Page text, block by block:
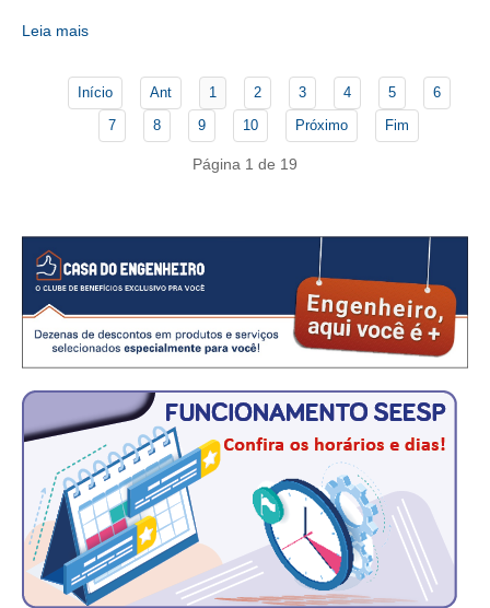
CONSÓRCIOS
CAMPANHAS SALARIAIS
NOTÍCIAS
CONTEÚDO ESPECIAL
SEESP NOTÍCIAS
NOTÍCIAS NO WHATSAPP
FOTOS
PUBLICAÇÕES
Leia mais
Início Ant 1 2 3 4 5
6
7
8 9 10 Próximo Fim
Página 1 de 19